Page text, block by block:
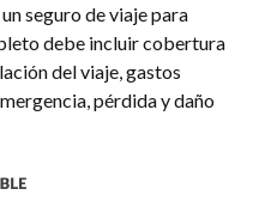
seguro de viaje para
debe incluir cobertura
del viaje, gastos
pérdida y daño